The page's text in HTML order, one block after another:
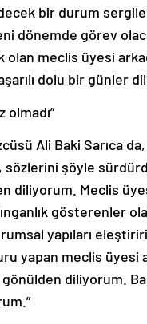
bir durum
dönemde görev
meclis üyesi
dolu bir günler
olmadı”
Ali Baki Sarıca
sözlerini şöyle
diliyorum. Meclis
gösterenler
yapıları
yapan meclis üyesi
diliyorum.